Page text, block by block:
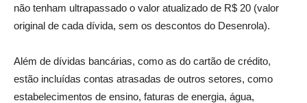
não tenham ultrapassado o valor atualizado de R$ 20 (valor
original de cada dívida, sem os descontos do Desenrola).
Além de dívidas bancárias, como as do cartão de crédito,
estão incluídas contas atrasadas de outros setores, como
estabelecimentos de ensino, faturas de energia, água,